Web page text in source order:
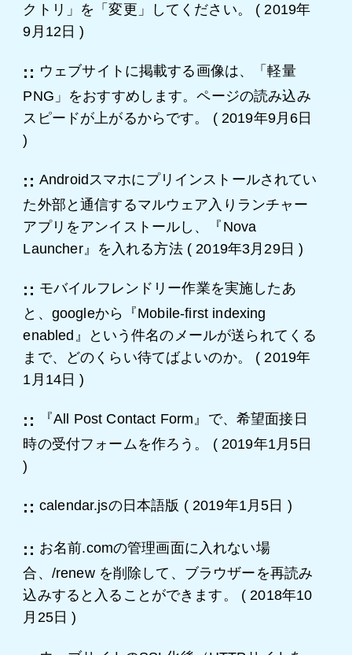
クトリ」を「変更」してください。
( 2019年
9月12日 )
ウェブサイトに掲載する画像は、「軽量
PNG」をおすすめします。ページの読み込み
スピードが上がるからです。
( 2019年9月6日
)
Androidスマホにプリインストールされてい
た外部と通信するマルウェア入りランチャー
アプリをアンイストールし、『Nova
Launcher』を入れる方法 ( 2019年3月29日 )
モバイルフレンドリー作業を実施したあ
と、googleから『Mobile-first indexing
enabled』という件名のメールが送られてくる
まで、どのくらい待てばよいのか。
(2019年
1月14日 )
『All Post Contact Form』で、希望面接日
時の受付フォームを作ろう。
( 2019年1月5日
)
calendar.jsの日本語版 ( 2019年1月5日 )
お名前.comの管理画面に入れない場
合、/renew を削除して、ブラウザーを再読み
込みすると入ることができます。
(2018年10
月25日 )